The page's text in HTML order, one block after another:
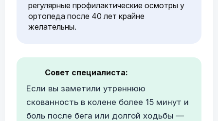
регулярные профилактические осмотры у
ортопеда после 40 лет крайне
желательны.
Совет специалиста:
Если вы заметили утреннюю
скованность в колене более 15 минут и
боль после бега или долгой ходьбы —